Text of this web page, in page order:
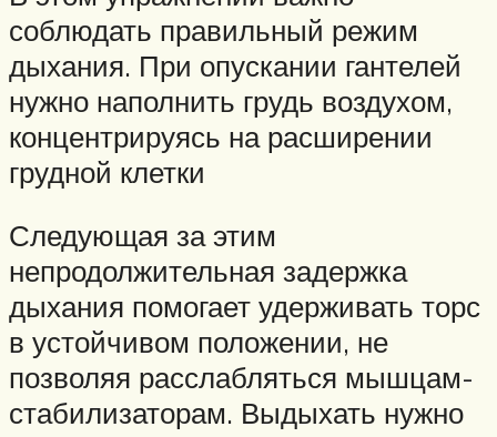
соблюдать правильный режим
дыхания. При опускании гантелей
нужно наполнить грудь воздухом,
концентрируясь на расширении
грудной клетки
Следующая за этим
непродолжительная задержка
дыхания помогает удерживать торс
в устойчивом положении, не
позволяя расслабляться мышцам-
стабилизаторам. Выдыхать нужно